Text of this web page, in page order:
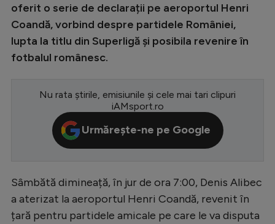
Conference League
CM 2026
Premier League
Serie A
Bundesliga
Ligue 1
Starurile fotbalului
EURO 2024
oferit o serie de declarații pe aeroportul Henri
Coandă, vorbind despre partidele României,
lupta la titlu din Superligă și posibila revenire în
fotbalul românesc.
Nu rata știrile, emisiunile și cele mai tari clipuri
iAMsport.ro
Urmărește-ne pe Google
Sâmbătă dimineață, în jur de ora 7:00, Denis Alibec
a aterizat la aeroportul Henri Coandă, revenit în
țară pentru partidele amicale pe care le va disputa